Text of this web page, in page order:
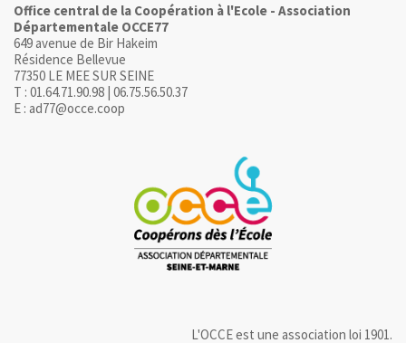
Office central de la Coopération à l'Ecole - Association
Départementale OCCE77
649 avenue de Bir Hakeim
Résidence Bellevue
77350 LE MEE SUR SEINE
T : 01.64.71.90.98 | 06.75.56.50.37
E : ad77@occe.coop
L'OCCE est une association loi 1901.